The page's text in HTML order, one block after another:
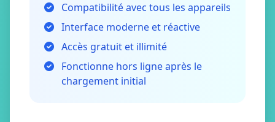
Compatibilité avec tous les appareils
Interface moderne et réactive
Accès gratuit et illimité
Fonctionne hors ligne après le
chargement initial